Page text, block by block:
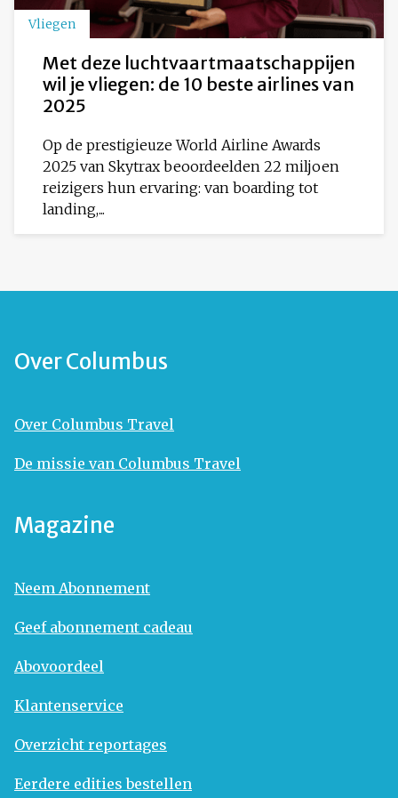
Vliegen
Met deze luchtvaartmaatschappijen
wil je vliegen: de 10 beste airlines van
2025
Op de prestigieuze World Airline Awards
2025 van Skytrax beoordeelden 22 miljoen
reizigers hun ervaring: van boarding tot
landing,...
Over Columbus
Over Columbus Travel
De missie van Columbus Travel
Magazine
Neem Abonnement
Geef abonnement cadeau
Abovoordeel
Klantenservice
Overzicht reportages
Eerdere edities bestellen